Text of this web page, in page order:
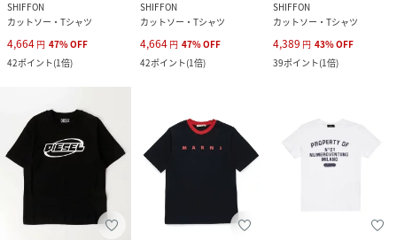
SHIFFON
カットソー・Tシャツ
4,664 円 47%OFF
42ポイント(1倍)
SHIFFON
カットソー・Tシャツ
4,664 円 47%OFF
42ポイント(1倍)
SHIFFON
カットソー・Tシャツ
4,389 円 43%OFF
39ポイント(1倍)